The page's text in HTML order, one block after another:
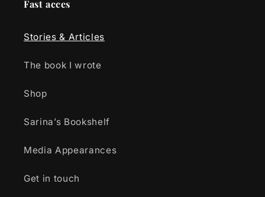
Fast acces
Stories & Articles
The book I wrote
Shop
Sarina’s Bookshelf
Media Appearances
Get in touch